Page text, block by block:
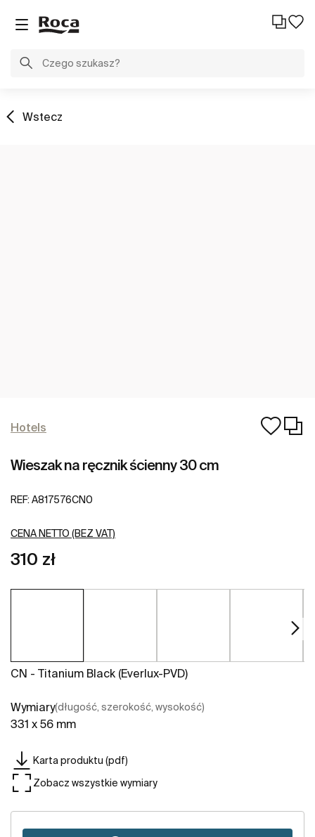
Wstecz
Hotels
Wieszak na ręcznik ścienny 30 cm
REF: A817576CN0
CENA NETTO (BEZ VAT)
310 zł
CN - Titanium Black (Everlux-PVD)
Wymiary(długość, szerokość, wysokość)
331 x 56 mm
Karta produktu (pdf)
Zobacz wszystkie wymiary